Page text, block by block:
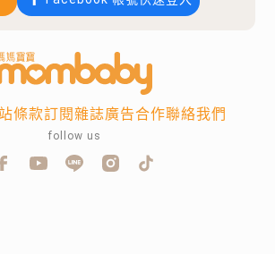
條款訂閱雜誌廣告合作聯絡我們
follow us